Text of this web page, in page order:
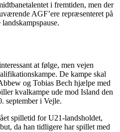
i fremtiden, men der
AGF’ere repræsenteret på
at følge, men vejen
De kampe skal
og Tobias Bech hjælpe med
kvalkampe ude mod Island den
september i Vejle.
spilletid for U21-landsholdet,
da han tidligere har spillet med